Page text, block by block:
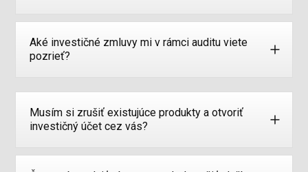
Aké investičné zmluvy mi v rámci auditu viete
pozrieť?
Musím si zrušiť existujúce produkty a otvoriť
investičný účet cez vás?